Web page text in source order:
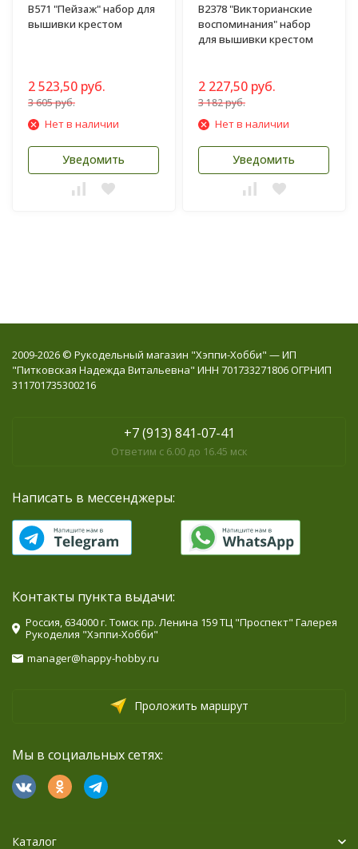
B571 "Пейзаж" набор для
вышивки крестом
2 523,50 руб.
3 605 руб.
Нет в наличии
Уведомить
B2378 "Викторианские
воспоминания" набор
для вышивки крестом
2 227,50 руб.
3 182 руб.
Нет в наличии
Уведомить
2009-2026 © Рукодельный магазин "Хэппи-Хобби" — ИП
"Питковская Надежда Витальевна" ИНН 701733271806 ОГРНИП
311701735300216
+7 (913) 841-07-41
Ответим с 6.00 до 16.45 мск
Написать в мессенджеры:
Контакты пункта выдачи:
Россия, 634000 г. Томск пр. Ленина 159 ТЦ "Проспект" Галерея
Рукоделия "Хэппи-Хобби"
manager@happy-hobby.ru
Проложить маршрут
Мы в социальных сетях:
Каталог